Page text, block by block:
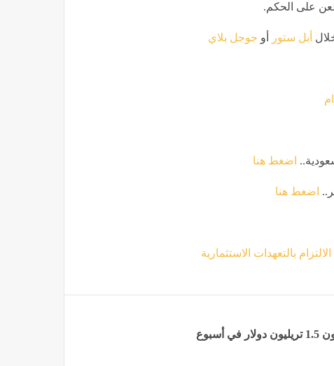
على الحكم.
أبل ستور أو جوجل بلاي
اضغط هنا
اضغط هنا